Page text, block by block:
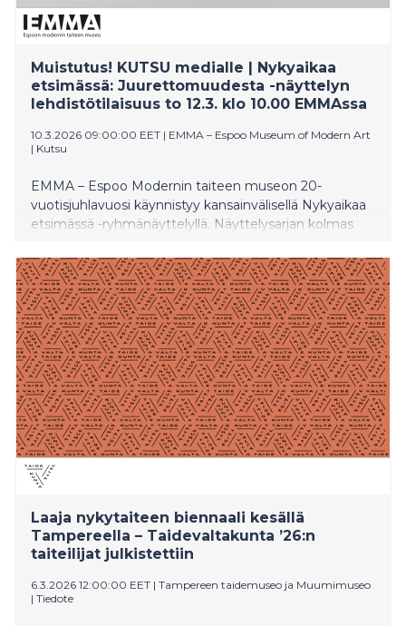
Muistutus! KUTSU medialle | Nykyaikaa
etsimässä: Juurettomuudesta -näyttelyn
lehdistötilaisuus to 12.3. klo 10.00 EMMAssa
10.3.2026 09:00:00 EET | EMMA – Espoo Museum of Modern Art
| Kutsu
EMMA – Espoo Modernin taiteen museon 20-
vuotisjuhlavuosi käynnistyy kansainvälisellä Nykyaikaa
etsimässä -ryhmänäyttelyllä. Näyttelysarjan kolmas
maailmaan, joka on jatkuvassa liikkeessä. Lämpimästi
tervetuloa näyttelyn lehdistötilaisuuteen! Osa
taiteilijoista on paikalla tilaisuudessa.
Laaja nykytaiteen biennaali kesällä
Tampereella – Taidevaltakunta ’26:n
taiteilijat julkistettiin
6.3.2026 12:00:00 EET | Tampereen taidemuseo ja Muumimuseo
| Tiedote